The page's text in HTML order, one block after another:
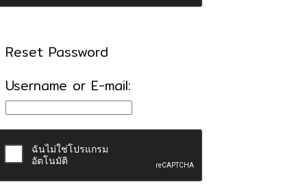
Reset Password
Username or E-mail: